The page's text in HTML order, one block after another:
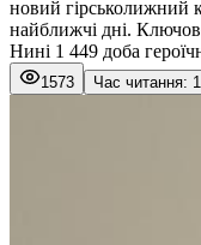
новий гірськолижний
найближчі дні.
Нині 1 449 доба
1573 Час читання: